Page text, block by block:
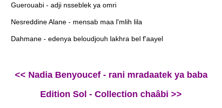
Guerouabi - adji nsseblek ya omri
Nesreddine Alane - mensab maa l'mlih lila
Dahmane - edenya beloudjouh lakhra bel f'aayel
<< Nadia Benyoucef - rani mradaatek ya baba
Edition Sol - Collection chaâbi >>